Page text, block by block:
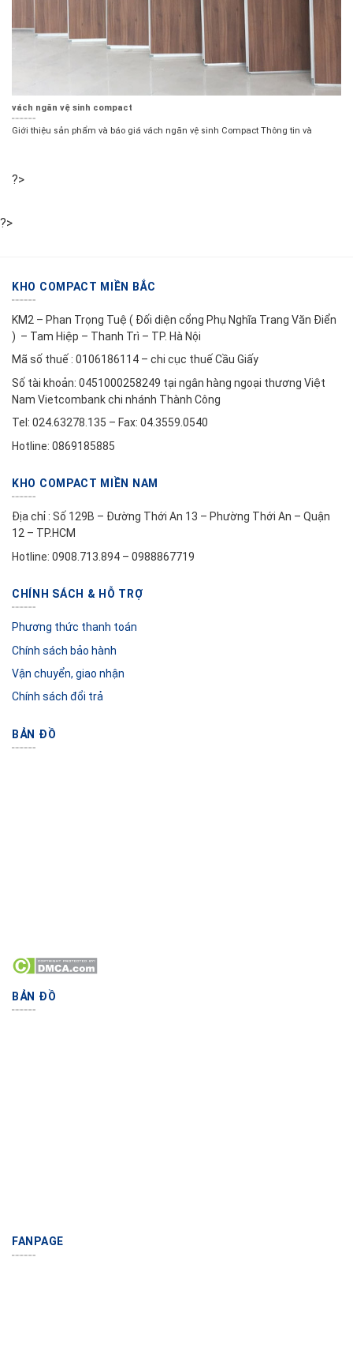
vách ngăn vệ sinh compact
Giới thiệu sản phẩm và báo giá vách ngăn vệ sinh Compact Thông tin và
?>
?>
KHO COMPACT MIỀN BẮC
KM2 – Phan Trọng Tuệ ( Đối diện cổng Phụ Nghĩa Trang Văn Điển
) – Tam Hiệp – Thanh Trì – TP. Hà Nội
Mã số thuế : 0106186114 – chi cục thuế Cầu Giấy
Số tài khoản: 0451000258249 tại ngân hàng ngoại thương Việt
Nam Vietcombank chi nhánh Thành Công
Tel: 024.63278.135 – Fax: 04.3559.0540
Hotline: 0869185885
KHO COMPACT MIỀN NAM
Địa chỉ : Số 129B – Đường Thới An 13 – Phường Thới An – Quận
12 – TP.HCM
Hotline: 0908.713.894 – 0988867719
CHÍNH SÁCH & HỖ TRỢ
Phương thức thanh toán
Chính sách bảo hành
Vận chuyển, giao nhận
Chính sách đổi trả
BẢN ĐỒ
BẢN ĐỒ
FANPAGE